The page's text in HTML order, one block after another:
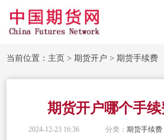
当前位置： 主页 >期货开户 >期货手续费
期货开户哪个手
2024-12-23 16:36 分类： 期货手续费